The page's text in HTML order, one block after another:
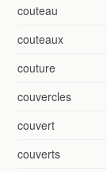
couteau
couteaux
couture
couvercles
couvert
couverts